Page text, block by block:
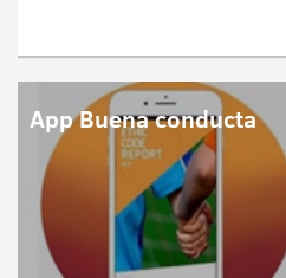
App Buena conducta